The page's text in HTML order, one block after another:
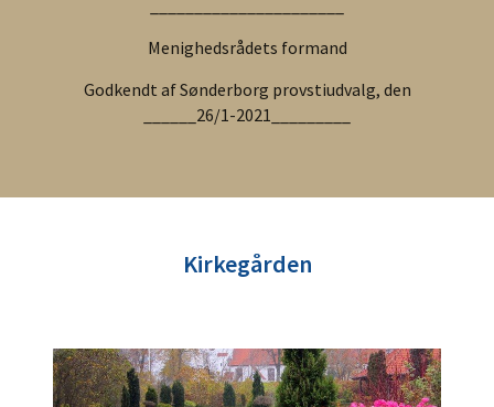
Menighedsrådets formand
Godkendt af Sønderborg provstiudvalg, den
______26/1-2021_________
Kirkegården